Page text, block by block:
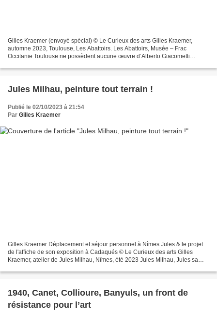
Gilles Kraemer (envoyé spécial) © Le Curieux des arts Gilles Kraemer,
automne 2023, Toulouse, Les Abattoirs. Les Abattoirs, Musée – Frac
Occitanie Toulouse ne possèdent aucune œuvre d’Alberto Giacometti
Jules Milhau, peinture tout terrain !
Publié le 02/10/2023 à 21:54
Par Gilles Kraemer
Gilles Kraemer Déplacement et séjour personnel à Nîmes Jules & le projet
de l'affiche de son exposition à Cadaqués © Le Curieux des arts Gilles
Kraemer, atelier de Jules Milhau, Nîmes, été 2023 Jules Milhau, Jules sa
1940, Canet, Collioure, Banyuls, un front de
résistance pour l’art